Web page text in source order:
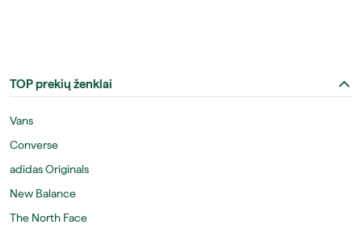
TOP prekių ženklai
Vans
Converse
adidas Originals
New Balance
The North Face